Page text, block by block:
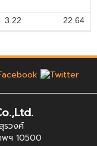
3.22 22.64
รวงศ์
พฯ 10500